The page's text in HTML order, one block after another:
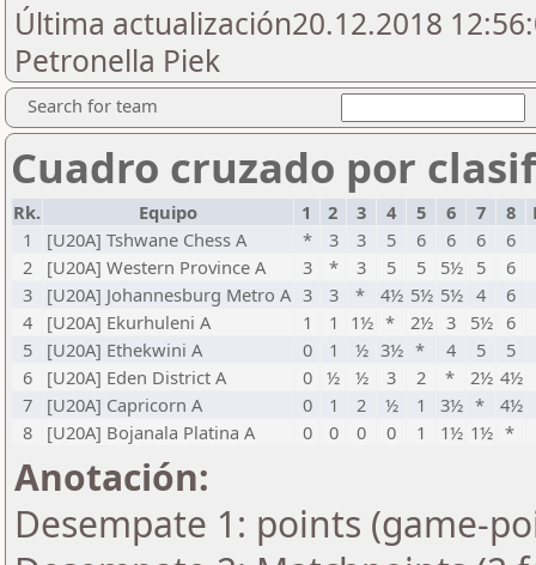
Última actualización20.12.2018
Petronella Piek
Search for team
Cuadro cruzado por
Rk. Equipo 1 2 3 4 5 6 7 8
1
[U20A] Tshwane Chess A * 3 3 5 6 6 6
6
2
[U20A] Western Province A 3 * 3 5 5 5½ 5
6
3
[U20A] Johannesburg Metro A 3 3 * 4½ 5½ 5½ 4
6
4
[U20A] Ekurhuleni A 1 1 1½ * 2½ 3 5½ 6
5
[U20A] Ethekwini A 0 1 ½ 3½ * 4 5
5
6
[U20A] Eden District A 0 ½ ½ 3 2 * 2½ 4½
7
[U20A] Capricorn A 0 1 2 ½ 1 3½ *
4½
8
[U20A] Bojanala Platina A 0 0 0 0 1 1½ 1½ *
Anotación:
Desempate 1: points (game-